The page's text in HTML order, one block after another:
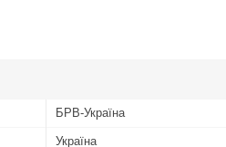
БРВ-Україна
Україна